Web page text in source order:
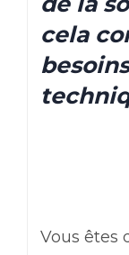
cela
Vous êtes